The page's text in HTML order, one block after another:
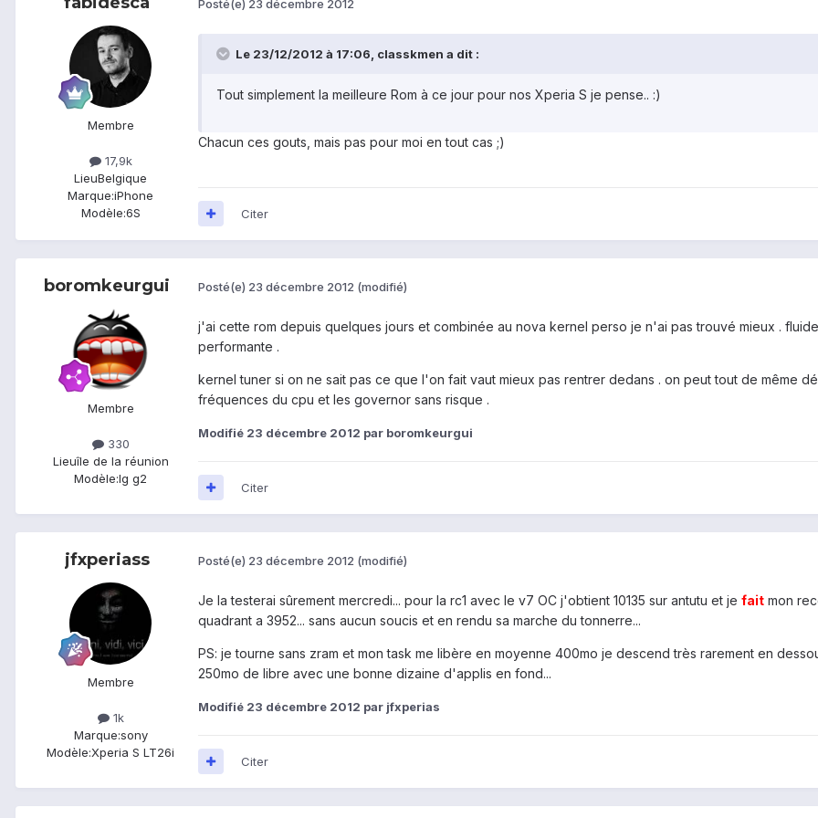
Membre
17,9k
LieuBelgique
Marque:iPhone
Modèle:6S
Posté(e) 23 décembre 2012
Le 23/12/2012 à 17:06, classkmen a dit :
Tout simplement la meilleure Rom à ce jour pour nos Xperia S je pense.. :)
Chacun ces gouts, mais pas pour moi en tout cas ;)
Citer
boromkeurgui
Membre
330
Lieuîle de la réunion
Modèle:lg g2
Posté(e) 23 décembre 2012 (modifié)
j'ai cette rom depuis quelques jours et combinée au nova kernel perso je n'ai pas trouvé mieux .
performante .
kernel tuner si on ne sait pas ce que l'on fait vaut mieux pas rentrer dedans . on peut tout de même
fréquences du cpu et les governor sans risque .
Modifié 23 décembre 2012 par boromkeurgui
Citer
jfxperiass
Membre
1k
Marque:sony
Modèle:Xperia S LT26i
Posté(e) 23 décembre 2012 (modifié)
Je la testerai sûrement mercredi... pour la rc1 avec le v7 OC j'obtient 10135 sur antutu et je fait mon
quadrant a 3952... sans aucun soucis et en rendu sa marche du tonnerre...
PS: je tourne sans zram et mon task me libère en moyenne 400mo je descend très rarement en
250mo de libre avec une bonne dizaine d'applis en fond...
Modifié 23 décembre 2012 par jfxperias
Citer